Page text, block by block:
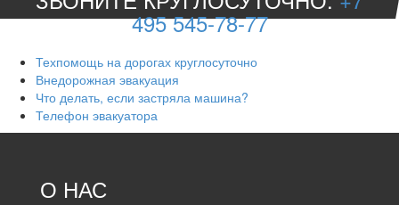
495 545-78-77
Техпомощь на дорогах круглосуточно
Внедорожная эвакуация
Что делать, если застряла машина?
Телефон эвакуатора
О НАС